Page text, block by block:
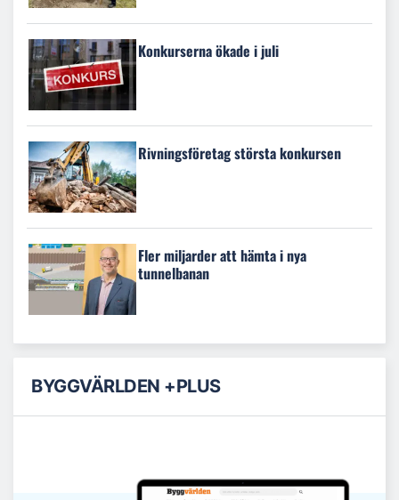
Konkurserna ökade i juli
Rivningsföretag största konkursen
Fler miljarder att hämta i nya
tunnelbanan
BYGGVÄRLDEN +PLUS